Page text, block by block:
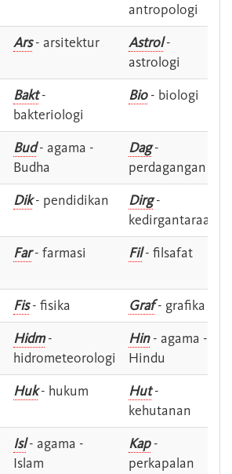
antropologi
Ars- arsitektur Astrol-
astrologi
Bakt-
bakteriologi
Bio- biologi
Bud- agama -
Budha
Dag-
perdagangan
Dik- pendidikan Dirg-
kedirgantaraan
Far- farmasi Fil- filsafat
Fis- fisika Graf- grafika
Hidm-
hidrometeorologi
Hin- agama -
Hindu
Huk- hukum Hut-
kehutanan
Isl- agama -
Islam
Kap-
perkapalan